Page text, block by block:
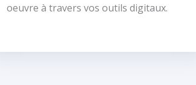
oeuvre à travers vos outils digitaux.